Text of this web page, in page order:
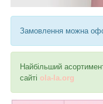
Замовлення можна
Найбільший
сайті ola-la.org